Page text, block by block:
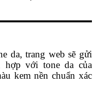
da, trang web sẽ gửi
hợp với tone da của
kem nền chuẩn xác